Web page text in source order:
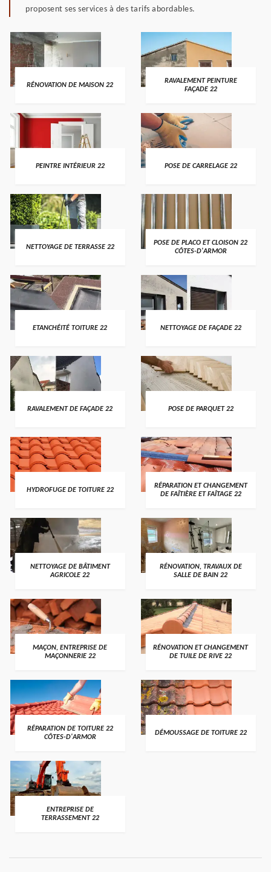
proposent ses services à des tarifs abordables.
RÉNOVATION DE MAISON 22
RAVALEMENT PEINTURE
FAÇADE 22
PEINTRE INTÉRIEUR 22 POSE DE CARRELAGE 22
NETTOYAGE DE TERRASSE 22
POSE DE PLACO ET CLOISON 22
CÔTES-D'ARMOR
ETANCHÉITÉ TOITURE 22 NETTOYAGE DE FAÇADE 22
RAVALEMENT DE FAÇADE 22 POSE DE PARQUET 22
HYDROFUGE DE TOITURE 22
RÉPARATION ET CHANGEMENT
DE FAÎTIÈRE ET FAÎTAGE 22
NETTOYAGE DE BÂTIMENT
AGRICOLE 22
RÉNOVATION, TRAVAUX DE
SALLE DE BAIN 22
MAÇON, ENTREPRISE DE
MAÇONNERIE 22
RÉNOVATION ET CHANGEMENT
DE TUILE DE RIVE 22
RÉPARATION DE TOITURE 22
CÔTES-D'ARMOR
DÉMOUSSAGE DE TOITURE 22
ENTREPRISE DE
TERRASSEMENT 22